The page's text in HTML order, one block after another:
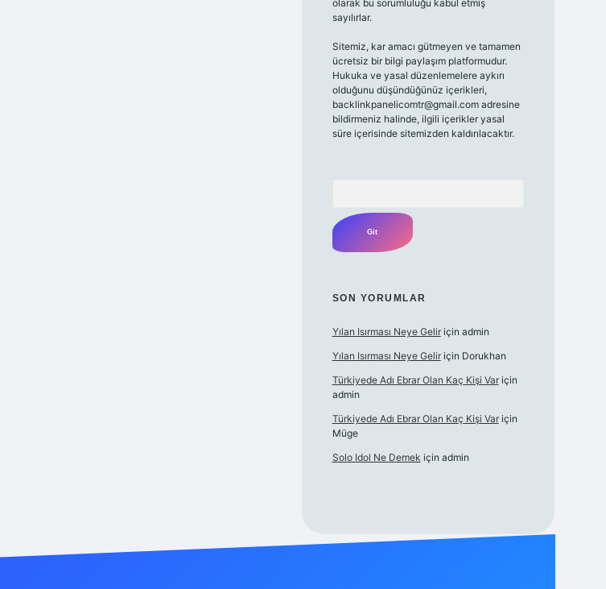
olarak bu sorumluluğu kabul etmiş
sayılırlar.
Sitemiz, kar amacı gütmeyen ve tamamen
ücretsiz bir bilgi paylaşım platformudur.
Hukuka ve yasal düzenlemelere aykırı
olduğunu düşündüğünüz içerikleri,
backlinkpanelicomtr@gmail.comadresine
bildirmeniz halinde, ilgili içerikler yasal
süre içerisinde sitemizden kaldırılacaktır.
SON YORUMLAR
Yılan Isırması Neye Geliriçin admin
Yılan Isırması Neye Geliriçin Dorukhan
Türkiyede Adı Ebrar Olan Kaç Kişi Variçin
admin
Türkiyede Adı Ebrar Olan Kaç Kişi Variçin
Müge
Solo Idol Ne Demek için admin